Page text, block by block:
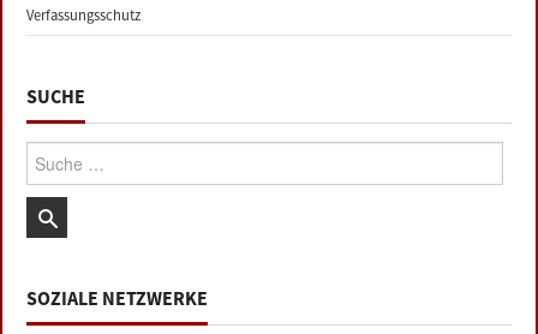
Verfassungsschutz
SUCHE
Suche:
SOZIALE NETZWERKE